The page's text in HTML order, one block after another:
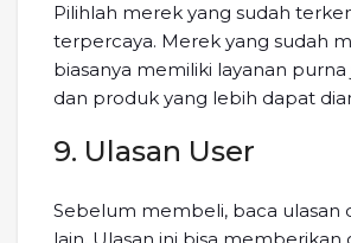
Pilihlah merek yang sudah
terpercaya. Merek yang sudah
biasanya memiliki layanan
dan produk yang lebih dapat
9. Ulasan User
Sebelum membeli, baca ulasan